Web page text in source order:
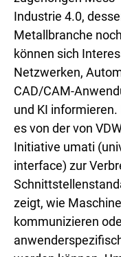
Industrie 4.0,
Metallbranche
können sich
Netzwerken,
CAD/CAM-
und KI
es von der von
Initiative umati
interface) zur
zeigt, wie
kommunizieren